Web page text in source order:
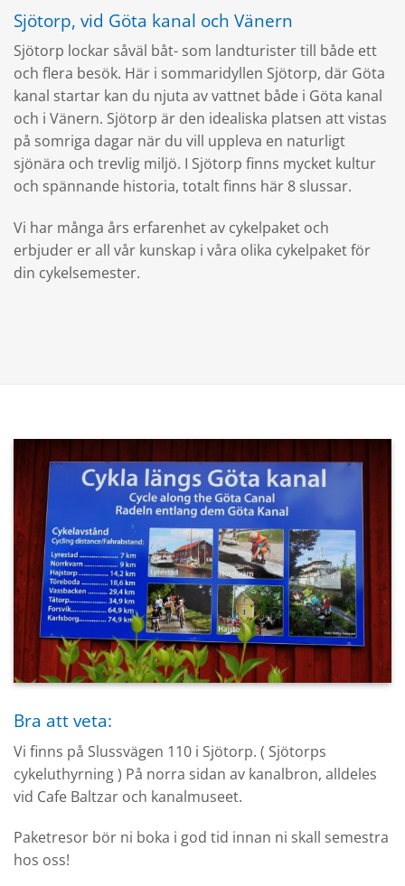
Sjötorp, vid Göta kanal och Vänern
Sjötorp lockar såväl båt- som landturister till både ett
och flera besök. Här i sommaridyllen Sjötorp, där Göta
kanal startar kan du njuta av vattnet både i Göta kanal
och i Vänern. Sjötorp är den idealiska platsen att vistas
på somriga dagar när du vill uppleva en naturligt
sjönära och trevlig miljö. I Sjötorp finns mycket kultur
och spännande historia, totalt finns här 8 slussar.
Vi har många års erfarenhet av cykelpaket och
erbjuder er all vår kunskap i våra olika cykelpaket för
din cykelsemester.
Bra att veta:
Vi finns på Slussvägen 110 i Sjötorp. ( Sjötorps
cykeluthyrning ) På norra sidan av kanalbron, alldeles
vid Cafe Baltzar och kanalmuseet.
Paketresor bör ni boka i god tid innan ni skall semestra
hos oss!